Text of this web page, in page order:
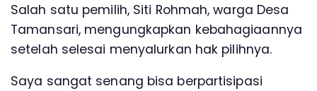
Salah satu pemilih, Siti Rohmah, warga Desa
Tamansari, mengungkapkan kebahagiaannya
setelah selesai menyalurkan hak pilihnya.
Saya sangat senang bisa berpartisipasi